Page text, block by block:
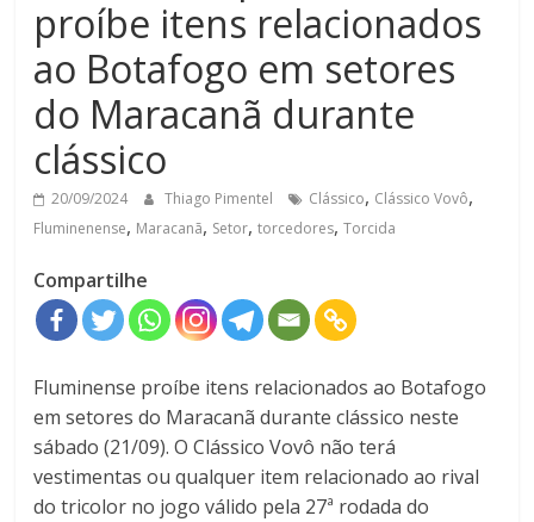
proíbe itens relacionados
ao Botafogo em setores
do Maracanã durante
clássico
20/09/2024 Thiago Pimentel Clássico, Clássico Vovô,
Fluminenense, Maracanã, Setor,torcedores,Torcida
Compartilhe
Fluminense proíbe itens relacionados ao Botafogo
em setores do Maracanã durante clássico neste
sábado (21/09). O Clássico Vovô não terá
vestimentas ou qualquer item relacionado ao rival
do tricolor no jogo válido pela 27ª rodada do